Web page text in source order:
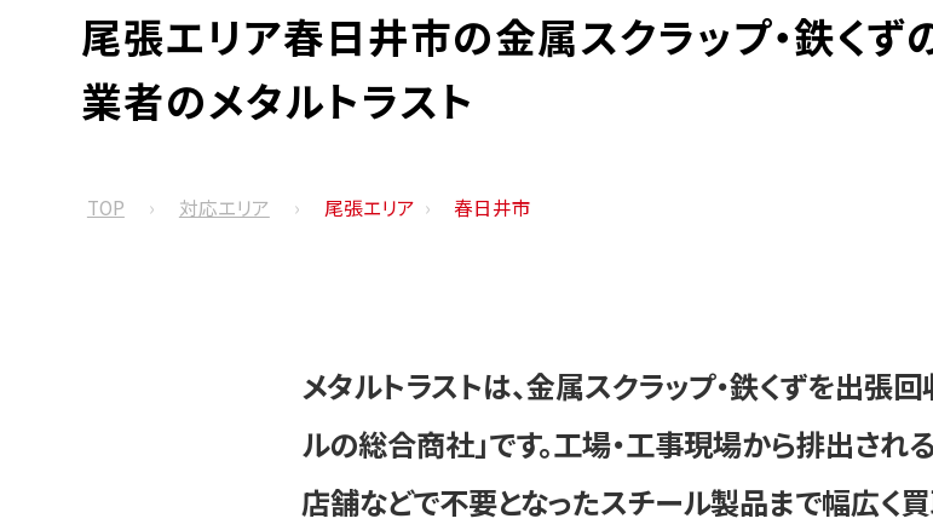
尾張エリア春日井市の金属スクラップ・鉄く
業者のメタルトラスト
TOP 対応エリア 尾張エリア 春日井市
メタルトラストは、金属スクラップ・鉄くずを出張
ルの総合商社」です。工場・工事現場から排出され
店舗などで不要となったスチール製品まで幅広く買